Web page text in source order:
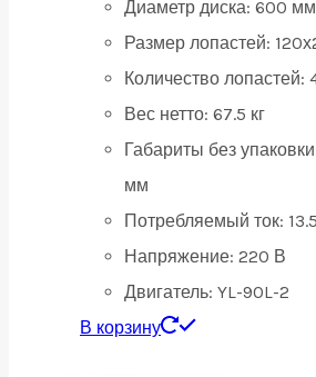
Диаметр диска: 600 мм
Размер лопастей:
Количество лопастей:
Вес нетто: 67.5 кг
Габариты без
мм
Потребляемый ток:
Напряжение: 220 В
Двигатель: YL-90L-2
В корзину